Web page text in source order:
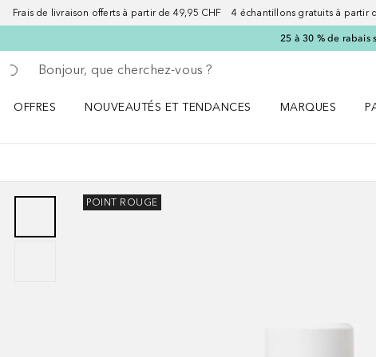
Frais de livraison offerts à partir de 49,95 CHF 4 échantillons gratuits à partir
25 à 30 % de rabais
Retourner
Exécuter la recherche
OFFRES
NOUVEAUTÉS ET TENDANCES
MARQUES
POINT ROUGE